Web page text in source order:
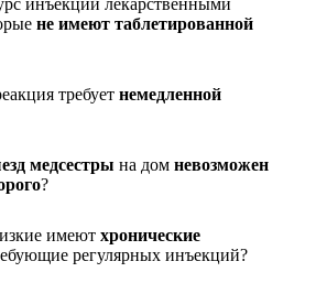
не имеют таблетированной
требует немедленной
медсестры на дом невозможен
?
имеют хронические
регулярных инъекций?